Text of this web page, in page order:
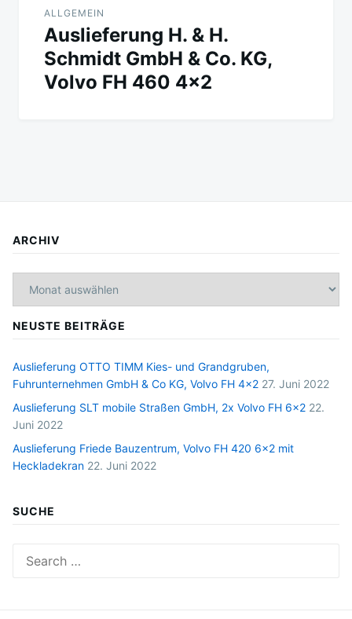
ALLGEMEIN
Auslieferung H. & H.
Schmidt GmbH & Co. KG,
Volvo FH 460 4×2
ARCHIV
NEUSTE BEITRÄGE
Auslieferung OTTO TIMM Kies- und Grandgruben,
Fuhrunternehmen GmbH & Co KG, Volvo FH 4×2 27. Juni 2022
Auslieferung SLT mobile Straßen GmbH, 2x Volvo FH 6×2 22.
Juni 2022
Auslieferung Friede Bauzentrum, Volvo FH 420 6×2 mit
Heckladekran 22. Juni 2022
SUCHE
for: